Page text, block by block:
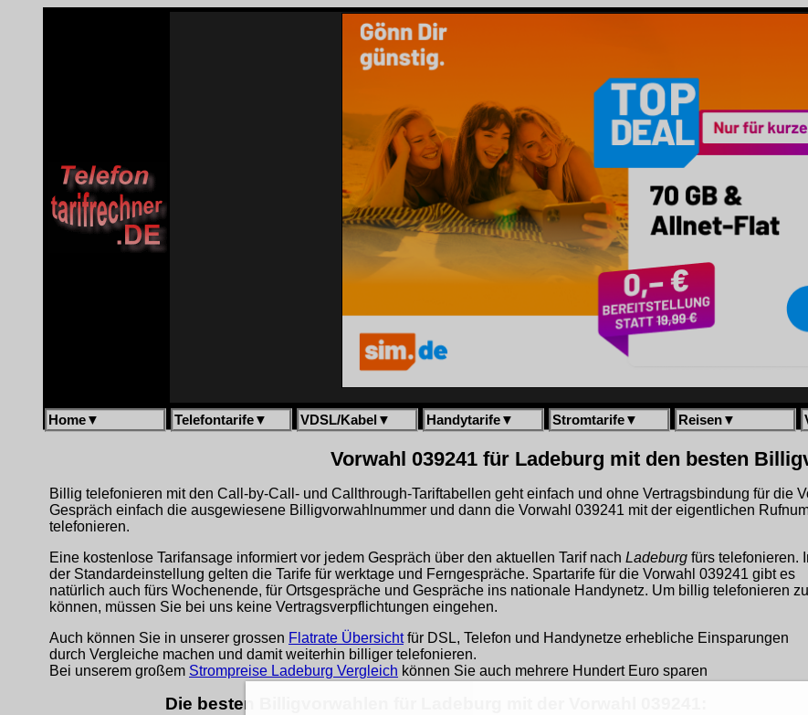
Home▼ Telefontarife▼ VDSL/Kabel ▼ Handytarife▼ Stromtarife▼ Reisen▼
Vorwahl 039241 für Ladeburg mit den besten
Billig telefonieren mit den Call-by-Call- und Callthrough-Tariftabellen geht einfach und ohne Vertragsbindung für die
Gespräch einfach die ausgewiesene Billigvorwahlnummer und dann die Vorwahl 039241 mit der eigentlichen
telefonieren.
Eine kostenlose Tarifansage informiert vor jedem Gespräch über den aktuellen Tarif nach Ladeburg fürs telefonieren.
der Standardeinstellung gelten die Tarife für werktage und Ferngespräche. Spartarife für die Vorwahl 039241 gibt es
natürlich auch fürs Wochenende, für Ortsgespräche und Gespräche ins nationale Handynetz. Um billig telefonieren zu
können, müssen Sie bei uns keine Vertragsverpflichtungen eingehen.
Auch können Sie in unserer grossen Flatrate Übersichtfür DSL, Telefon und Handynetze erhebliche Einsparungen
durch Vergleiche machen und damit weiterhin billiger telefonieren.
Bei unserem großem Strompreise Ladeburg Vergleich können Sie auch mehrere Hundert Euro sparen
Die besten Billigvorwahlen für Ladeburg mit der Vorwahl 039241: